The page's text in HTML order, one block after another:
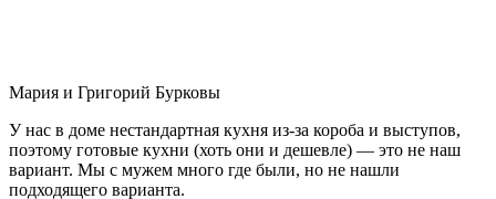
Мария и Григорий Бурковы
У нас в доме нестандартная кухня из-за короба и выступов,
поэтому готовые кухни (хоть они и дешевле) — это не наш
вариант. Мы с мужем много где были, но не нашли
подходящего варианта.